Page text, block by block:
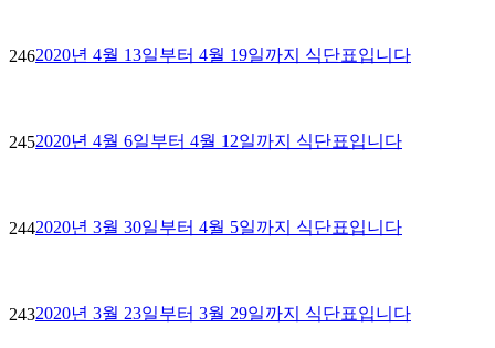
2462020년 4월 13일부터 4월 19일까지 식단표입니다
2452020년 4월 6일부터 4월 12일까지 식단표입니다
2442020년 3월 30일부터 4월 5일까지 식단표입니다
2432020년 3월 23일부터 3월 29일까지 식단표입니다